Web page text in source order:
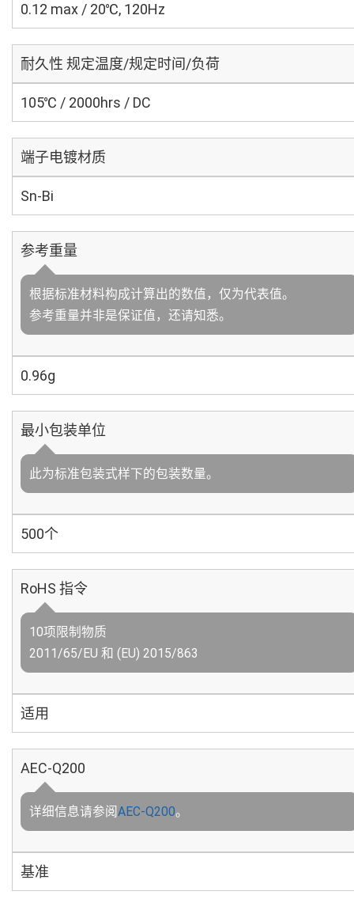
0.12 max / 20℃, 120Hz
耐久性 规定温度/规定时间/负荷
105℃ / 2000hrs / DC
端子电镀材质
Sn-Bi
参考重量
根据标准材料构成计算出的数值，仅为代表值。
参考重量并非是保证值，还请知悉。
0.96g
最小包装单位
此为标准包装式样下的包装数量。
500个
RoHS 指令
10项限制物质
2011/65/EU 和 (EU) 2015/863
适用
AEC-Q200
详细信息请参阅AEC-Q200。
基准